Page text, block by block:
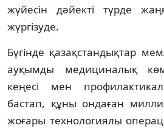
жүйесін дәйекті түрде
жүргізуде.
Бүгінде қазақстандықтар
ауқымды медициналық
кеңесі мен
бастап, құны ондаған
жоғары технологиялы